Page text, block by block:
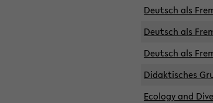
Deutsch als
Deutsch als
Deutsch als
Didaktisches
Ecology and